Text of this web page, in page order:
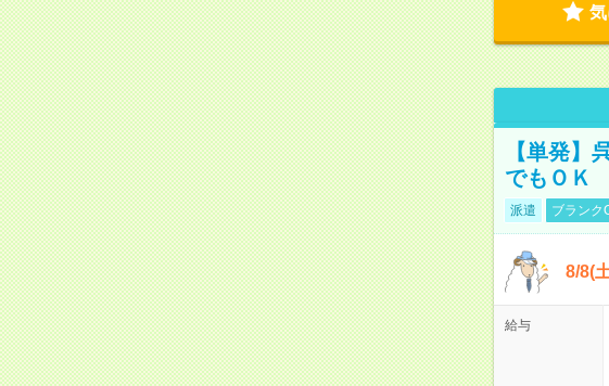
気
【単発】
でもＯＫ
派遣 ブランク
8/8(
給与